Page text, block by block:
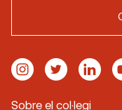
Sobre el col·legi